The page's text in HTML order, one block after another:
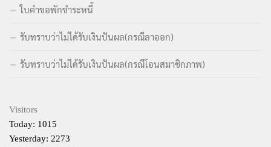
ใบคำขอพักชำระหนี้
รับทราบว่าไม่ได้รับเงินปันผล(กรณีลาออก)
รับทราบว่าไม่ได้รับเงินปันผล(กรณีโอนสมาชิกภาพ)
Visitors
Today: 1015
Yesterday: 2273